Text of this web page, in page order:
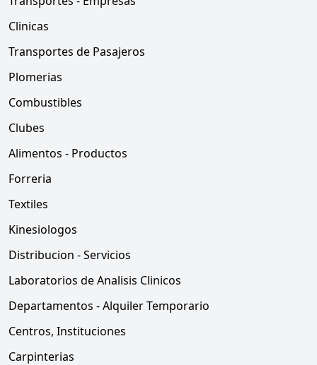
Clinicas
Transportes de Pasajeros
Plomerias
Combustibles
Clubes
Alimentos - Productos
Forreria
Textiles
Kinesiologos
Distribucion - Servicios
Laboratorios de Analisis Clinicos
Departamentos - Alquiler Temporario
Centros, Instituciones
Carpinterias